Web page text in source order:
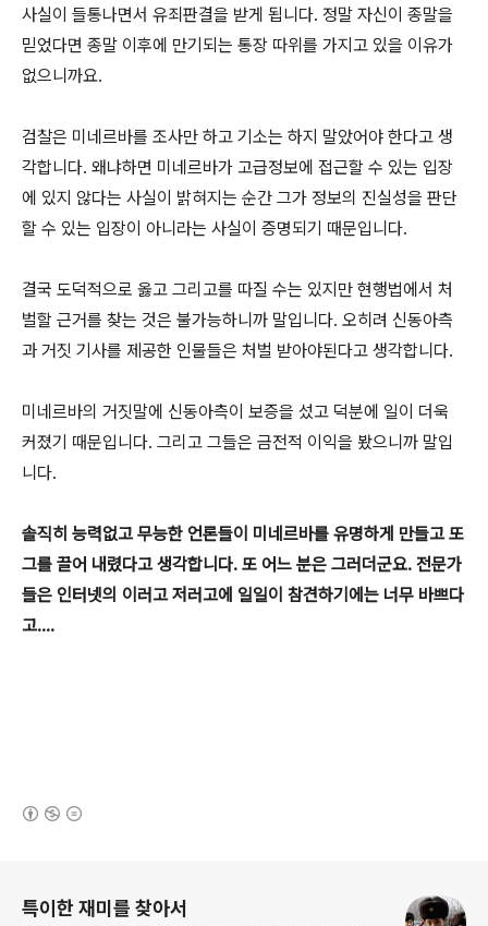
사실이 들통나면서 유죄판결을 받게 됩니다. 정말 자신이 종말을
믿었다면 종말 이후에 만기되는 통장 따위를 가지고 있을 이유가
없으니까요.
검찰은 미네르바를 조사만 하고 기소는 하지 말았어야 한다고 생
각합니다. 왜냐하면 미네르바가 고급정보에 접근할 수 있는 입장
에 있지 않다는 사실이 밝혀지는 순간 그가 정보의 진실성을 판단
할 수 있는 입장이 아니라는 사실이 증명되기 때문입니다.
결국 도덕적으로 옳고 그리고를 따질 수는 있지만 현행법에서 처
벌할 근거를 찾는 것은 불가능하니까 말입니다. 오히려 신동아측
과 거짓 기사를 제공한 인물들은 처벌 받아야된다고 생각합니다.
미네르바의 거짓말에 신동아측이 보증을 섰고 덕분에 일이 더욱
커졌기 때문입니다. 그리고 그들은 금전적 이익을 봤으니까 말입
니다.
솔직히 능력없고 무능한 언론들이 미네르바를 유명하게 만들고 또
그를 끌어 내렸다고 생각합니다. 또 어느 분은 그러더군요. 전문가
들은 인터넷의 이러고 저러고에 일일이 참견하기에는 너무 바쁘다
고....
특이한 재미를 찾아서